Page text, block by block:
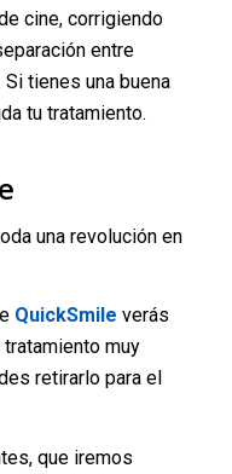
cine, corrigiendo
entre
tienes una buena
tu tratamiento.
una revolución en
QuickSmile verás
muy
retirarlo para el
que iremos